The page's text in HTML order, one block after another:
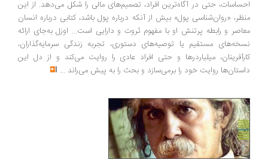
احساسات، حتی در آگاه‌ترین افراد، تصمیم‌های مالی را شکل می‌دهد. از این
منظر، «روان‌شناسی پول» بیش از آنکه درباره پول باشد، کتابی درباره انسان
معاصر و رابطه پرتنش او با مفهوم ثروت و دارایی است... اوزل به‌جای ارائه
نسخه‌های مستقیم یا توصیه‌های دستوری، تجربه زندگی سرمایه‌گذاران،
کارآفرینان، میلیاردرها و حتی افراد عادی را روایت می‌کند و از دل این
داستان‌ها روایت خود را برمی‌سازد و بحث را به پیش می‌راند ...